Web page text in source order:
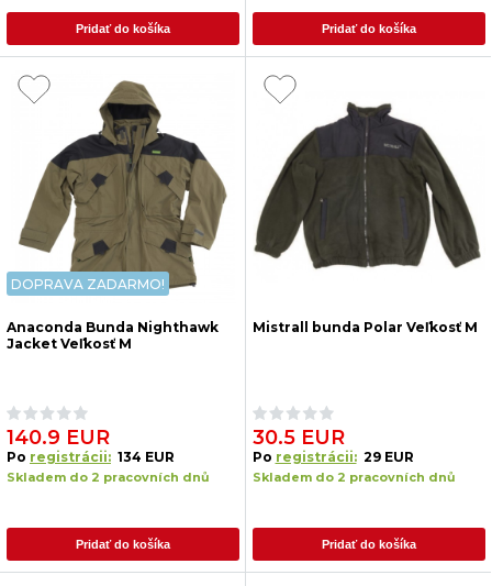
Pridať do košíka Pridať do košíka
DOPRAVA ZADARMO!
Anaconda Bunda Nighthawk
Jacket Veľkosť M
140.9 EUR
Po registrácii: 134 EUR
Skladem do 2 pracovních dnů
Pridať do košíka
Mistrall bunda Polar Veľkosť M
30.5 EUR
Po registrácii: 29 EUR
Skladem do 2 pracovních dnů
Pridať do košíka